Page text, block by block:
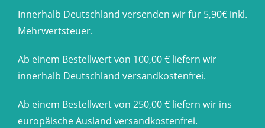
​Innerhalb Deutschland versenden wir für 5,90€ inkl.
Mehrwertsteuer.
Ab einem Bestellwert von 100,00 € liefern wir
innerhalb Deutschland versandkostenfrei.
Ab einem Bestellwert von 250,00 € liefern wir ins
europäische Ausland versandkostenfrei.